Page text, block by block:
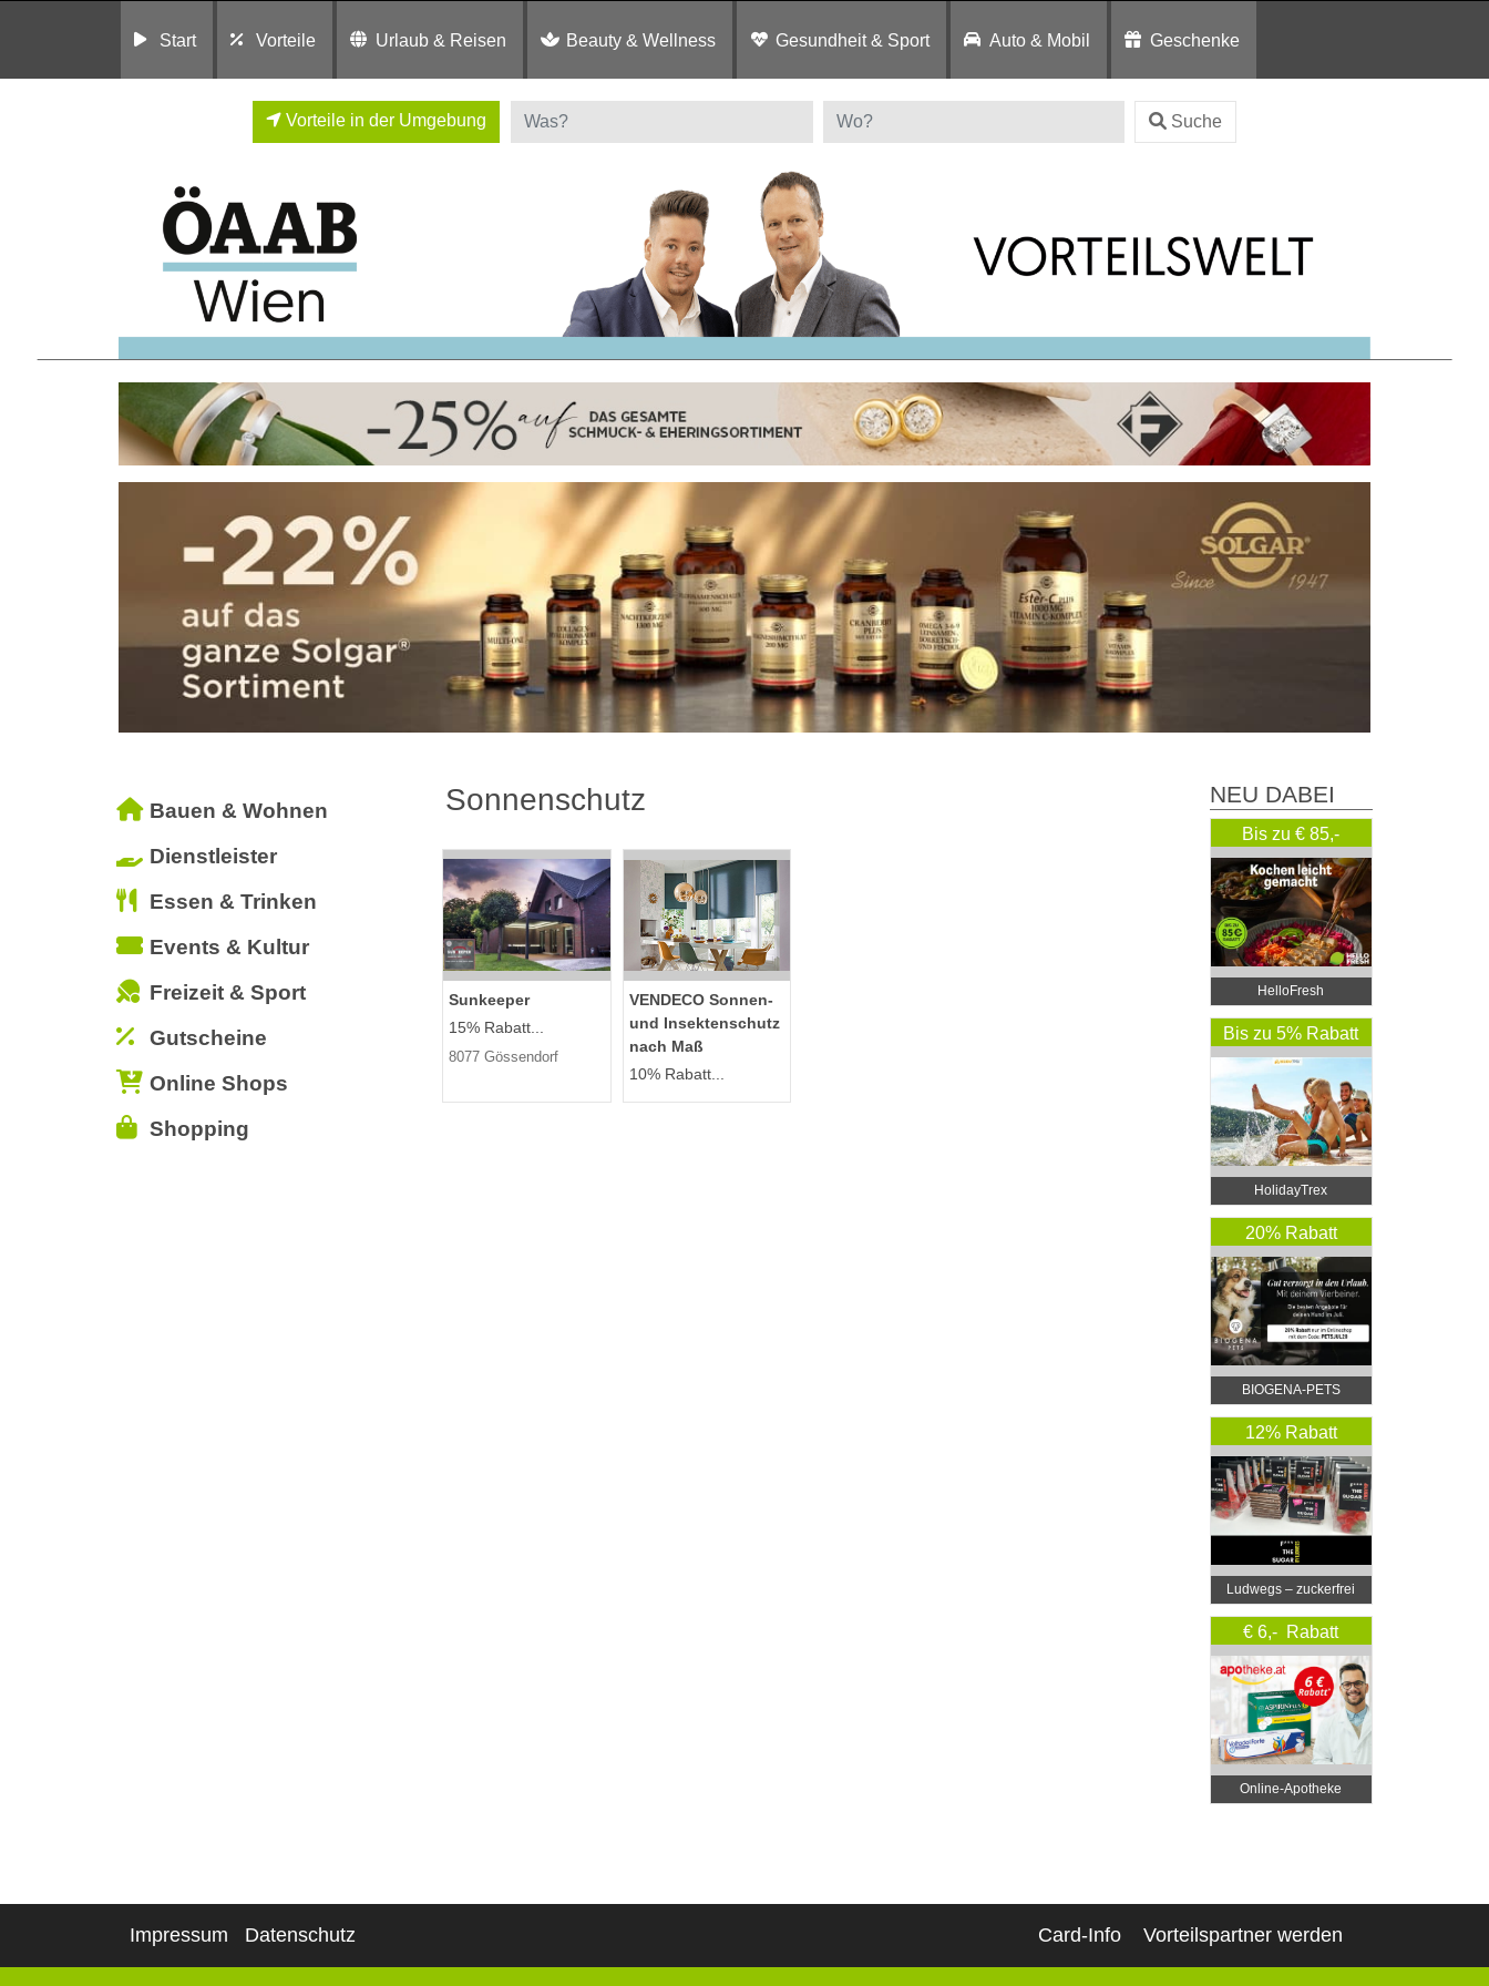
Start Vorteile Urlaub & Reisen Beauty & Wellness Gesundheit & Sport Auto & Mobil Geschenke
Vorteile in der Umgebung Suche
Bauen & Wohnen
Dienstleister
Essen & Trinken
Events & Kultur
Freizeit & Sport
Gutscheine
Online Shops
Shopping
Sonnenschutz
Sunkeeper
15% Rabatt...
8077 Gössendorf
VENDECO Sonnen-
und Insektenschutz
nach Maß
10% Rabatt...
NEU DABEI
Bis zu € 85,-
Rabatt
HelloFresh
Bis zu 5% Rabatt
HolidayTrex
20% Rabatt
BIOGENA-PETS
12% Rabatt
Ludwegs – zuckerfrei
leben
€ 6,- Rabatt
Online‑Apotheke
Impressum Datenschutz Card-Info Vorteilspartner werden